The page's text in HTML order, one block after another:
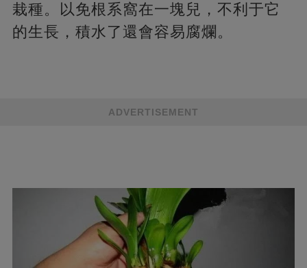
栽種。以免根系窩在一塊兒，不利于它
的生長，積水了還會容易腐爛。
ADVERTISEMENT